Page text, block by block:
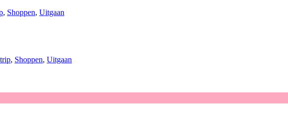
, Shoppen, Uitgaan
, Shoppen, Uitgaan